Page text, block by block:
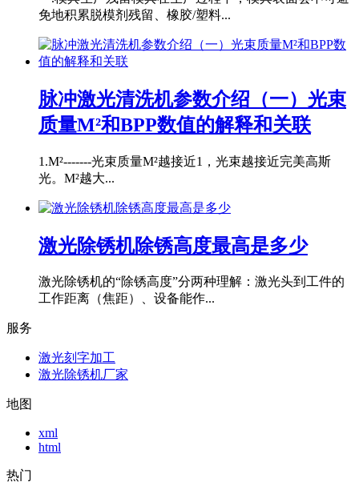
免地积累脱模剂残留、橡胶/塑料...
脉冲激光清洗机参数介绍（一）光束
质量M²和BPP数值的解释和关联
1.M²-------光束质量M²越接近1，光束越接近完美高斯
光。M²越大...
激光除锈机除锈高度最高是多少
激光除锈机的“除锈高度”分两种理解：激光头到工件的
工作距离（焦距）、设备能作...
服务
激光刻字加工
激光除锈机厂家
地图
xml
html
热门